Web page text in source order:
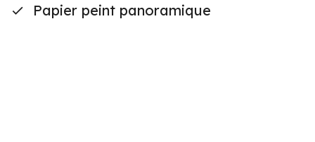
Papier peint panoramique